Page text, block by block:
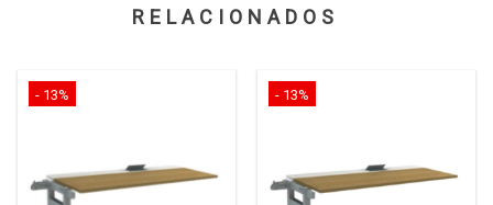
RELACIONADOS
- 13% - 13%